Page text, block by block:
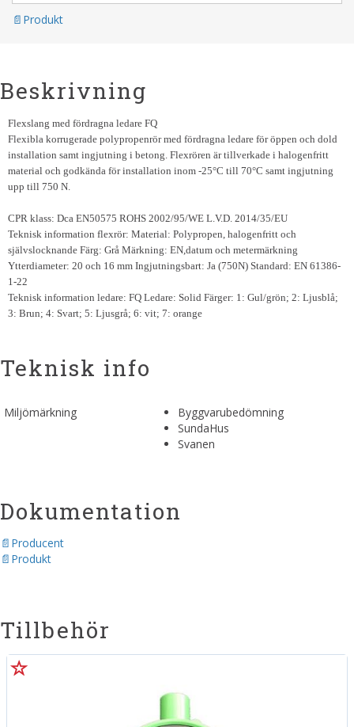
Produkt
Beskrivning
Flexslang med fördragna ledare FQ
Flexibla korrugerade polypropenrör med fördragna ledare för öppen och dold
installation samt ingjutning i betong. Flexrören är tillverkade i halogenfritt
material och godkända för installation inom -25°C till 70°C samt ingjutning
upp till 750 N.
CPR klass: Dca EN50575 ROHS 2002/95/WE L.V.D. 2014/35/EU
Teknisk information flexrör: Material: Polypropen, halogenfritt och
självslocknande Färg: Grå Märkning: EN,datum och metermärkning
Ytterdiameter: 20 och 16 mm Ingjutningsbart: Ja (750N) Standard: EN 61386-
1-22
Teknisk information ledare: FQ Ledare: Solid Färger: 1: Gul/grön; 2: Ljusblå;
3: Brun; 4: Svart; 5: Ljusgrå; 6: vit; 7: orange
Teknisk info
Miljömärkning
Byggvarubedömning
SundaHus
Svanen
Dokumentation
Producent
Produkt
Tillbehör